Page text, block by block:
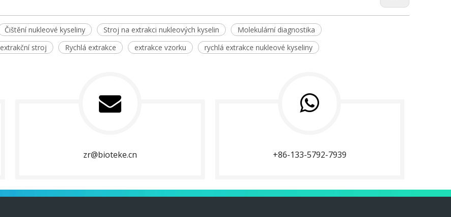
Čištění nukleové kyseliny Stroj na extrakci nukleových kyselin
Molekulární diagnostika
extrakční stroj Rychlá extrakce extrakce vzorku rychlá extrakce nukleové kyseliny
zr@bioteke.cn +86-133-5792-7939